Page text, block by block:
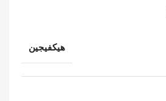
هيكفيجين